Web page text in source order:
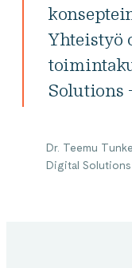
Yhteistyö
Solutions
Dr. Teemu
Digital Solutions